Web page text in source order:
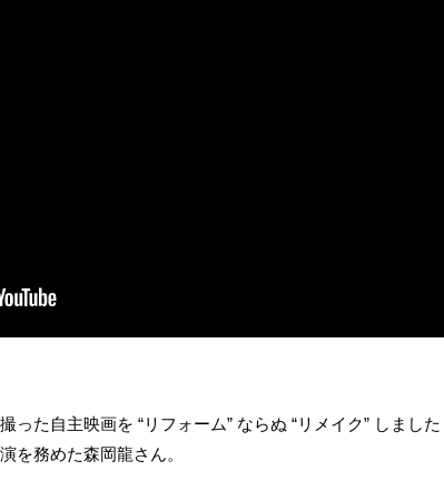
った自主映画を “リフォーム” ならぬ “リメイク” しまし
を務めた森岡龍さん。